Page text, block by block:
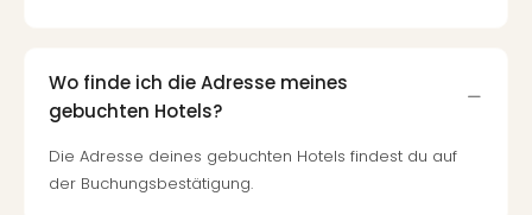
Wo finde ich die Adresse meines
gebuchten Hotels?
Die Adresse deines gebuchten Hotels findest du auf
der Buchungsbestätigung.